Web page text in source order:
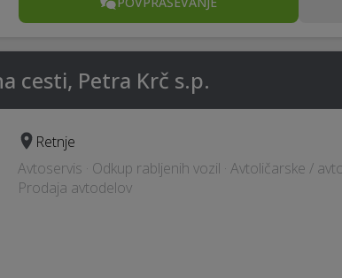
cesti, Petra Krč s.p.
Retnje
Avtoservis · Odkup rabljenih vozil · Avtoličarske /
Prodaja avtodelov